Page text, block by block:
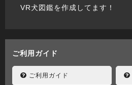
VR犬図鑑を作成してます！
ご利用ガイド
ご利用ガイド